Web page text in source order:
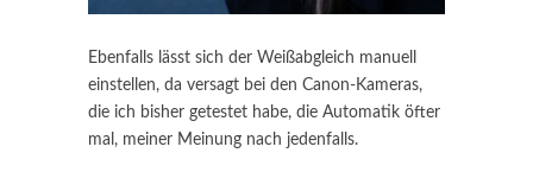
Ebenfalls lässt sich der Weißabgleich manuell
einstellen, da versagt bei den Canon-Kameras,
die ich bisher getestet habe, die Automatik öfter
mal, meiner Meinung nach jedenfalls.